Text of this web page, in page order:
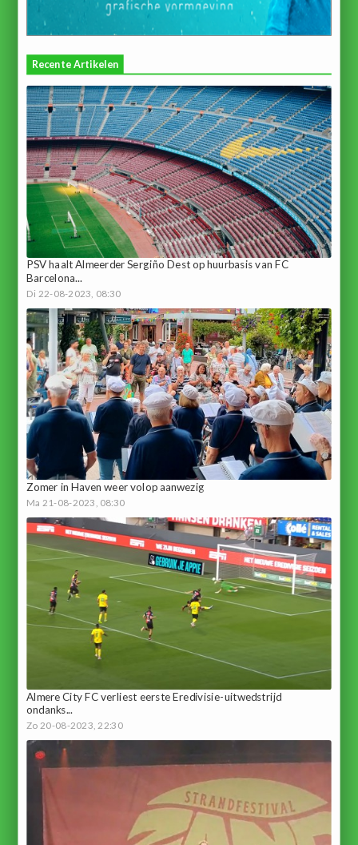
Recente Artikelen
PSV haalt Almeerder Sergiño Dest op huurbasis van FC
Barcelona...
Di 22-08-2023, 08:30
Zomer in Haven weer volop aanwezig
Ma 21-08-2023, 08:30
Almere City FC verliest eerste Eredivisie-uitwedstrijd
ondanks...
Zo 20-08-2023, 22:30